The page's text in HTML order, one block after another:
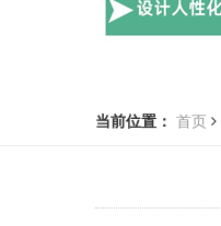
当前位置： 首页